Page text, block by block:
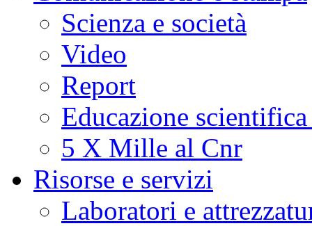
Scienza e società
Video
Report
Educazione
5 X Mille al Cnr
Risorse e servizi
Laboratori e